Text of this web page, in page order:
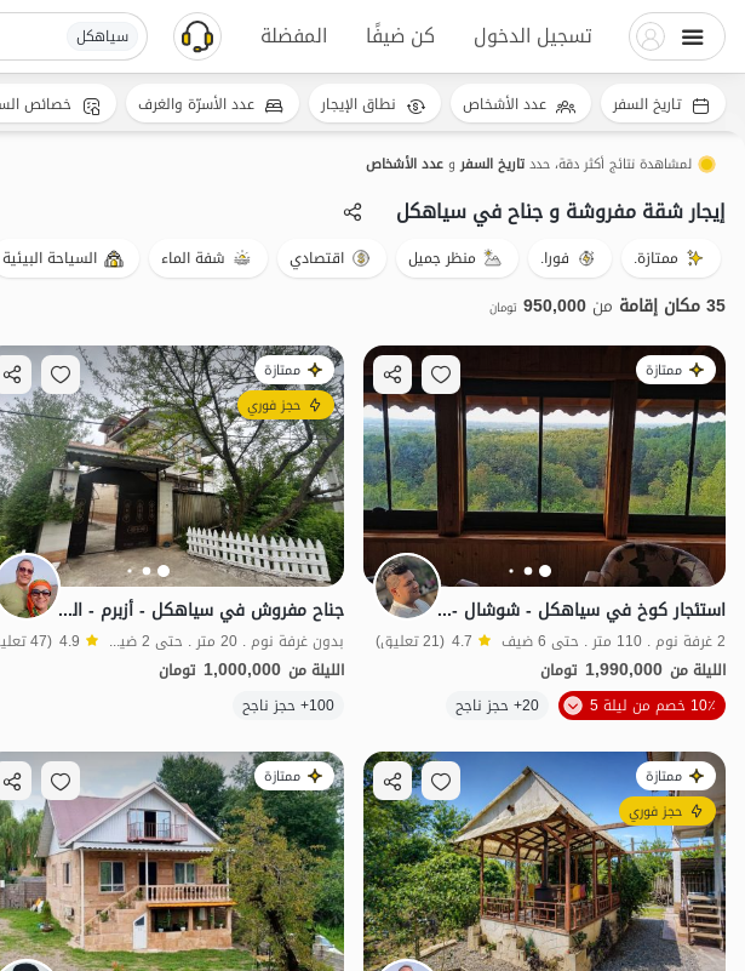
تسجيل الدخول كن ضيفًا المفضلة سیاهکل
لمشاهدة نتائج أكثر دقة، حددتاريخ السفروعدد الأشخاص
إيجار شقة مفروشة و جناح في سیاهکل
ممتازة. فورا. منظر جميل اقتصادي شفة الماء السياحة البيئية
35 مكان إقامة من 950,000 تومان
ممتازة
استئجار كوخ في سياهکل - شوشال - شهربانو 2
2 غرفة نوم . 110 متر . حتى 6 ضيف 4.7 (21 تعليق)
الليلة من 1,990,000 تومان
10٪ خصم من ليلة 5
20+ حجز ناجح منظر جميل
ممتازة
حجز فوري
جناح مفروش في سياهكل - أزبرم - الطابق الأرضي 2
بدون غرفة نوم . 20 متر . حتى 2 ضيف 4.9 (47 تعليق)
الليلة من 1,000,000 تومان
100+ حجز ناجح
ممتازة
حجز فوري
ممتازة
تاريخ السفر عدد الأشخاص نطاق الإيجار عدد الأسرّة والغرف خصائص